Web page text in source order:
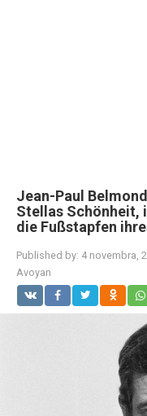
Jean-Paul
Stellas Schönheit,
die Fußstapfen
Published by: 4 novembra,
Avoyan